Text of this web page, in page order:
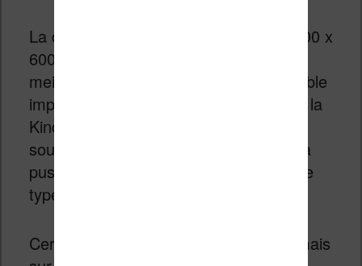
La densité de pixels est de 167 ppp (800 x
600 pixels) contre 300 ppp pour les
meilleurs liseuses. Si la différence semble
importante, en pratique la définition de la
Kindle est suffisante. D’ailleurs, je lis
souvent sur une Bookeen Cybook qui a
pus de 3 ans et qui propose toujours ce
type de définition.
Certes 300 ppp est plus confortable, mais